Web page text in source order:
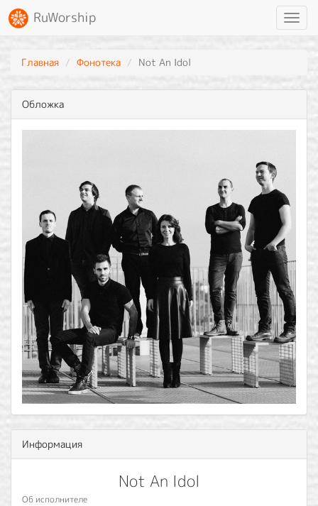
RuWorship
Главная Фонотека Not An Idol
Обложка
Информация
Not An Idol
Об исполнителе